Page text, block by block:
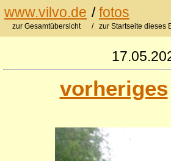
www.vilvo.de /fotos
zur Gesamtübersicht / zur Startseite dieses
vorheriges